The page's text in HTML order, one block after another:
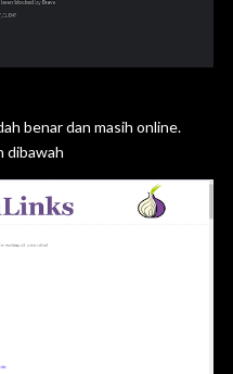
benar dan masih online.
dibawah